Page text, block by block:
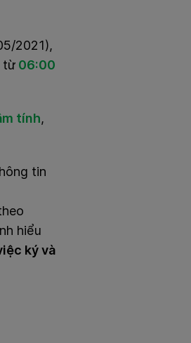
2021),
từ 06:00
tính,
tin
hiểu
ký và